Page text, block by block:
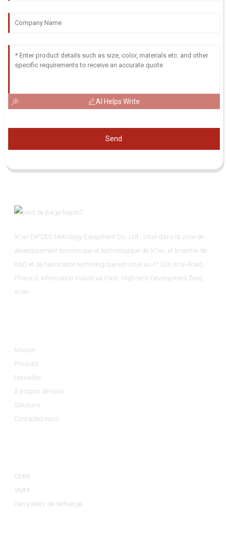
AI Helps Write
Send
Xi'an DIPSEC Metrology Equipment Co., Ltd., situé dans la zone de
développement économique et technologique de Xi'an, et le centre de
R&D et de fabrication technologique est situé au n° 526 Xitai Road,
Phase 2, Information Industrial Park, High-tech Development Zone,
Xi'an.
Maison
Produits
Nouvelles
À propos de nous
Solutions
Contactez-nous
CMM
VMM
Des pièces de rechange